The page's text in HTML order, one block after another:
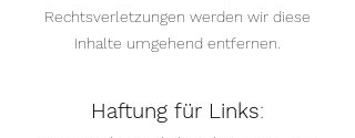
Rechtsverletzungen werden wir diese
Inhalte umgehend entfernen.
​Haftung für Links: